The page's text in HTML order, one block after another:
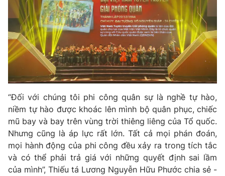
“Đối với chúng tôi phi công quân sự là nghề tự hào,
niềm tự hào được khoác lên mình bộ quân phục, chiếc
mũ bay và bay trên vùng trời thiêng liêng của Tổ quốc.
Nhưng cũng là áp lực rất lớn. Tất cả mọi phán đoán,
mọi hành động của phi công đều xảy ra trong tích tắc
và có thể phải trả giá với những quyết định sai lầm
của mình”, Thiếu tá Lương Nguyễn Hữu Phước chia sẻ -